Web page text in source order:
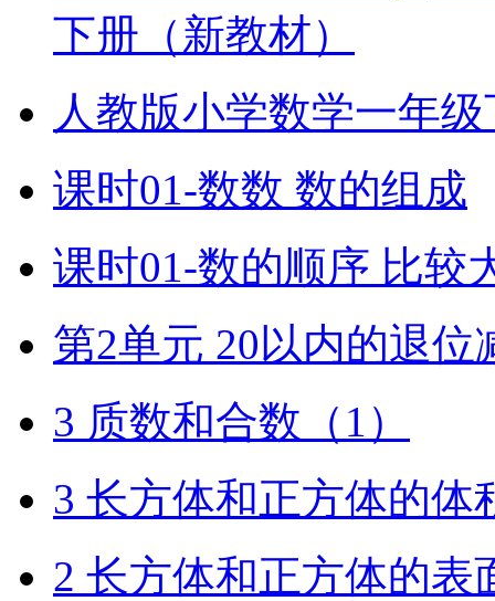
下册（新教材）
人教版小学数学一年
课时01-数数 数的组成
课时01-数的顺序 比较
第2单元 20以内的退位
3 质数和合数（1）
3 长方体和正方体的体
2 长方体和正方体的表